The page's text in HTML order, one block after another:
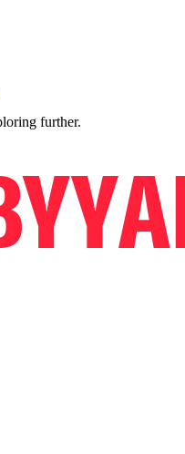
further.